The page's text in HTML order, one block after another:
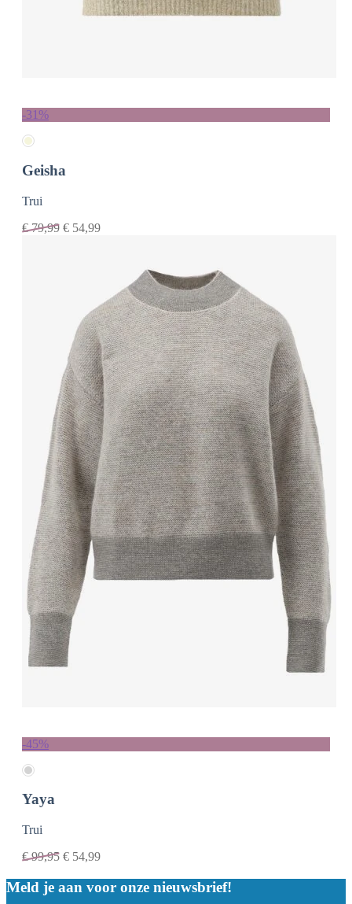
-31%
Geisha
Trui
€79,99 € 54,99
-45%
Yaya
Trui
€99,95 € 54,99
Meld je aan voor onze nieuwsbrief!